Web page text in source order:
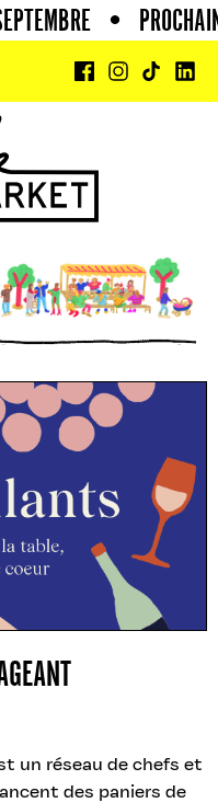
•
un réseau de chefs et
des paniers de